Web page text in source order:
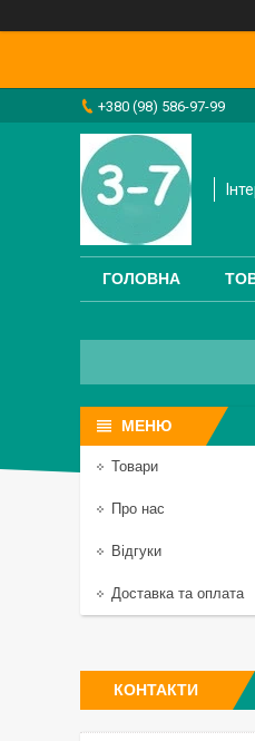
+380 (98) 586-97-99
ГОЛОВНА
Товари
Про нас
Відгуки
Доставка та оплата
КОНТАКТИ